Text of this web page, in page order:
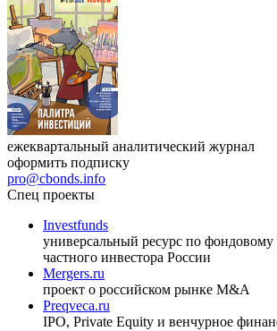
ежеквартальный аналитический журнал
оформить подписку
pro@cbonds.info
Спец проекты
Investfunds
универсальный ресурс по
частного инвестора России
Mergers.ru
проект о российском рынке M&A
Preqveca.ru
IPO, Private Equity и венчурное